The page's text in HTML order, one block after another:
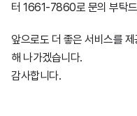
터 1661-7860로 문의 부탁
앞으로도 더 좋은 서비스를
해 나가겠습니다.
감사합니다.